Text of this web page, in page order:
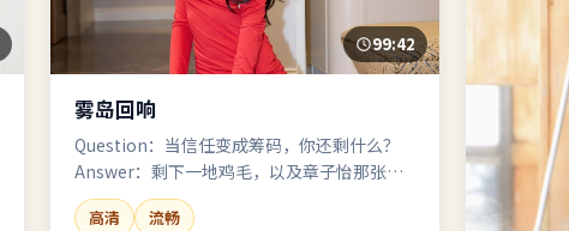
99:42
雾岛回响
Question：当信任变成筹码，你还剩什么？
Answer：剩下一地鸡毛，以及章子怡那张不
想认输的脸。（偏动作，未成年观众酌情）
高清
流畅